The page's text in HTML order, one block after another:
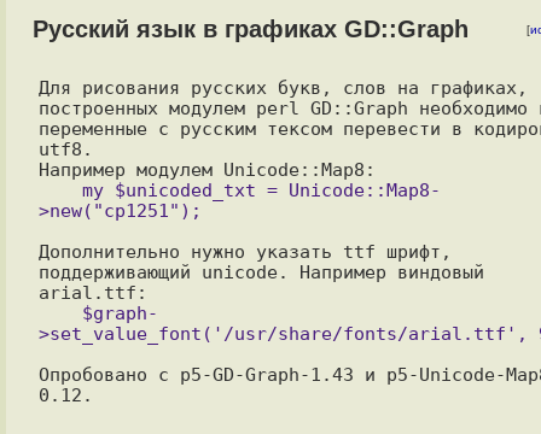
Русский язык в графиках GD::Graph [
Для рисования русских букв, слов на графиках,
построенных модулем perl GD::Graph
переменные с русским тексом перевести в
utf8.
Дополнительно нужно указать ttf шрифт,
поддерживающий unicode. Например виндовый
Опробовано с p5-GD-Graph-1.43 и p5-Unicode-